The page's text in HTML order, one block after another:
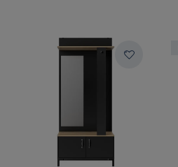
Nombre de tiroirs